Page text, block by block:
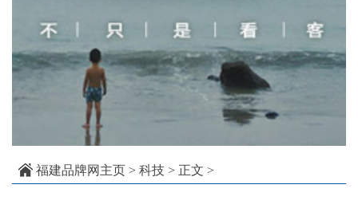
福建品牌网主页 > 科技 > 正文 >